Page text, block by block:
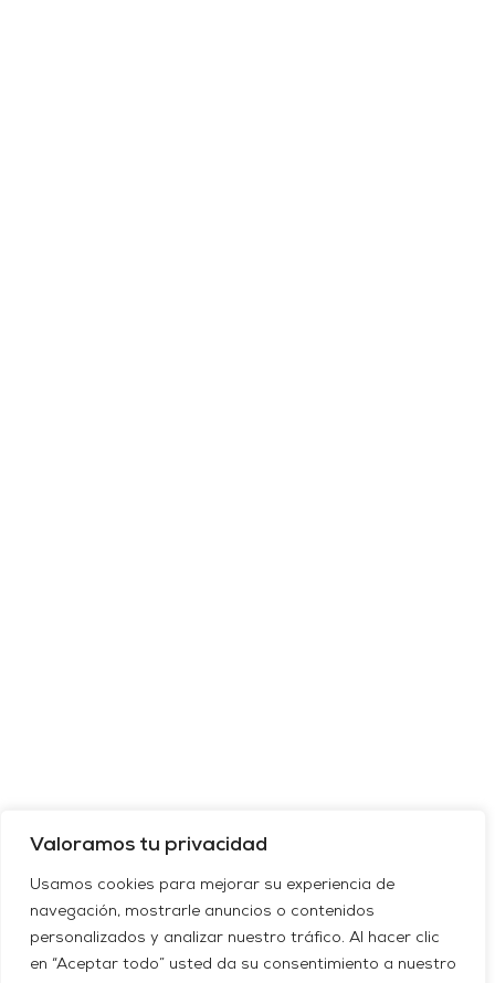
Valoramos tu privacidad
Usamos cookies para mejorar su experiencia de
navegación, mostrarle anuncios o contenidos
personalizados y analizar nuestro tráfico. Al hacer clic
en “Aceptar todo” usted da su consentimiento a nuestro